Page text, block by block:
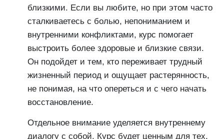
близкими. Если вы любите, но при этом часто
сталкиваетесь с болью, непониманием и
внутренними конфликтами, курс помогает
выстроить более здоровые и близкие связи.
Он подойдет и тем, кто переживает трудный
жизненный период и ощущает растерянность,
не понимая, на что опереться и с чего начать
восстановление.
Отдельное внимание уделяется внутреннему
диалогу с собой. Курс будет ценным для тех,